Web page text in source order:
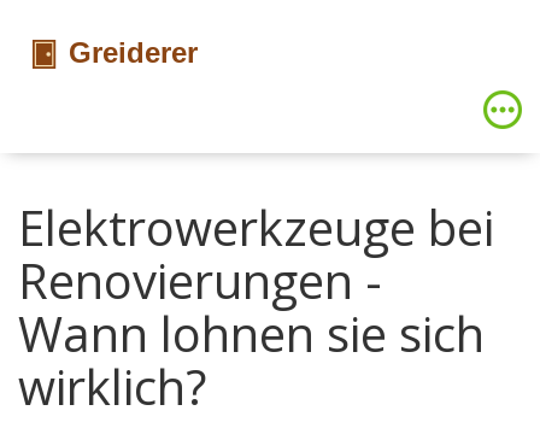
Elektrowerkzeuge bei
Renovierungen -
Wann lohnen sie sich
wirklich?